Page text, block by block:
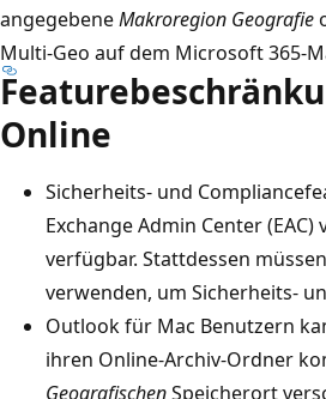
angegebeneMakroregion Geografie
Multi-Geo auf dem Microsoft 365-
Online
Sicherheits- und
Exchange Admin Center
verfügbar. Stattdessen
verwenden, um Sicherheits-
Outlook für Mac Benutzern
ihren Online-Archiv-Ordner
GeografischenSpeicherort